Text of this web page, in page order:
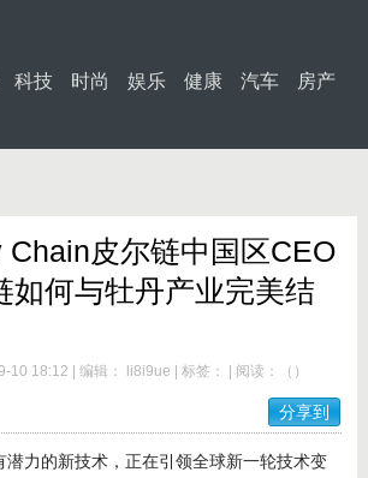
科技 时尚 娱乐 健康 汽车
房产
Chain皮尔链中国区CEO
如何与牡丹产业完美结
10 18:12 编辑： li8i9ue 标签： 阅读： （ ）
分享到
潜力的新技术，正在引领全球新一轮技术变